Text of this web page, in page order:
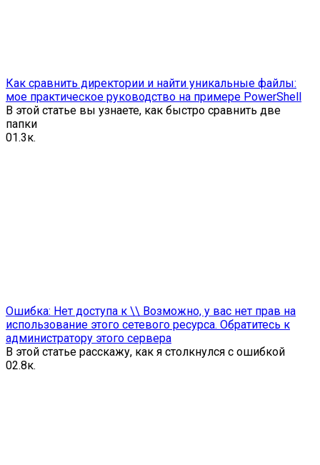
Как сравнить директории и найти уникальные файлы:
мое практическое руководство на примере PowerShell
В этой статье вы узнаете, как быстро сравнить две
папки
01.3к.
Ошибка: Нет доступа к \\ Возможно, у вас нет прав на
использование этого сетевого ресурса. Обратитесь к
администратору этого сервера
В этой статье расскажу, как я столкнулся с ошибкой
02.8к.